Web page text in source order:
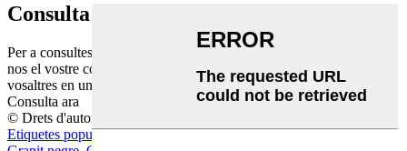
Consulta
Per a consultes sobre els nostres productes o llista de preus, deixeu-
nos el vostre correu electrònic i ens posarem en contacte amb
vosaltres en un termini de 24 hores.
Consulta ara
© Drets d'autor - 2010-2021: Tots els drets reservats.
Etiquetes populars,Mapa del lloc